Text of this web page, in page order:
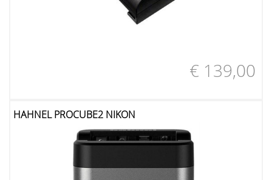
€ 139,00
HAHNEL PROCUBE2 NIKON